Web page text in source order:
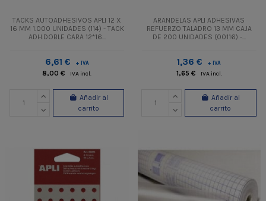
TACKS AUTOADHESIVOS APLI 12 X
16 MM 1.000 UNIDADES (114) - TACK
ADH.DOBLE CARA 12*16...
6,61 € + IVA
8,00 € IVA incl.
Añadir al
carrito
ARANDELAS APLI ADHESIVAS
REFUERZO TALADRO 13 MM CAJA
DE 200 UNIDADES (00116) -...
1,36 € + IVA
1,65 € IVA incl.
Añadir al
carrito